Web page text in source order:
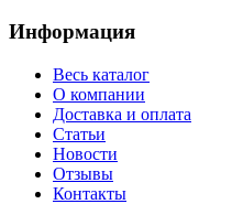
Информация
Весь каталог
О компании
Доставка и оплата
Статьи
Новости
Отзывы
Контакты